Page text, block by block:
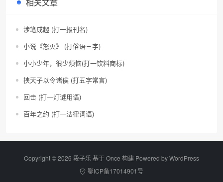
涉笔成趣 (打一报刊名)
小说《怒火》 (打俗语三字)
小小少年，很少烦恼(打一饮料商标)
挟天子以令诸侯 (打五字常言)
回击 (打一灯谜用语)
百年之约 (打一法律词语)
Copyright © 2026 段子乐 基于 Once 构建 Powered byWordPress
鄂ICP备17014901号